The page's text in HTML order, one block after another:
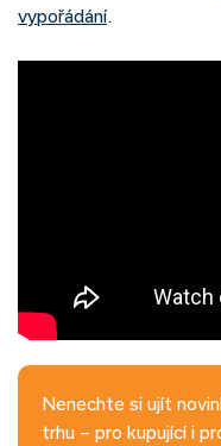
vypořádání.
Nenechte si ujít
trhu – pro kupující i